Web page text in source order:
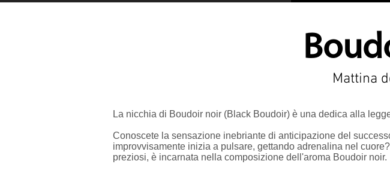
Mattina
La nicchia di Boudoir noir (Black Boudoir) è una dedica alla
Conoscete la sensazione inebriante di anticipazione del
improvvisamente inizia a pulsare, gettando adrenalina nel
preziosi, è incarnata nella composizione dell'aroma Boudoir noir.